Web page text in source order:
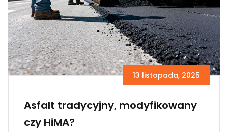
13 listopada, 2025
Asfalt tradycyjny, modyfikowany
czy HiMA?